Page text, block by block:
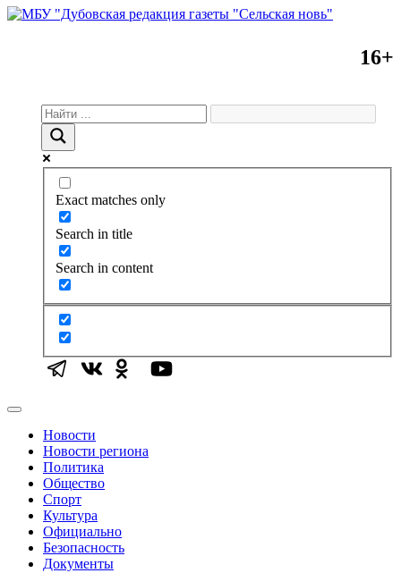
16+
Exact matches only
Search in title
Search in content
Новости
Новости региона
Политика
Общество
Спорт
Культура
Официально
Безопасность
Документы